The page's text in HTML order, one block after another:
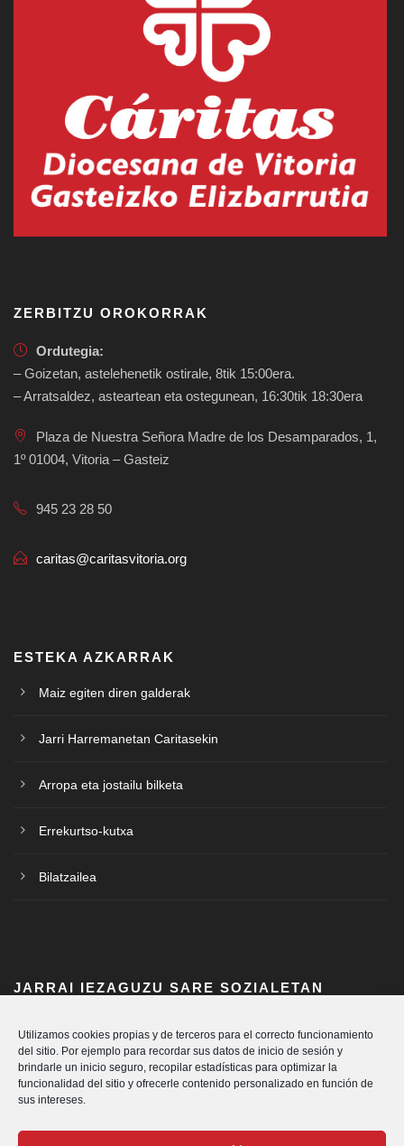
Utilizamos cookies propias y de terceros para el correcto funcionamiento
del sitio. Por ejemplo para recordar sus datos de inicio de sesión y
brindarle un inicio seguro, recopilar estadísticas para optimizar la
funcionalidad del sitio y ofrecerle contenido personalizado en función de
sus intereses.
ZERBITZU OROKORRAK
Ordutegia:
– Goizetan, astelehenetik ostirale, 8tik 15:00era.
– Arratsaldez, asteartean eta ostegunean, 16:30tik 18:30era
Plaza de Nuestra Señora Madre de los Desamparados, 1,
1º 01004, Vitoria – Gasteiz
945 23 28 50
caritas@caritasvitoria.org
ESTEKA AZKARRAK
Maiz egiten diren galderak
Jarri Harremanetan Caritasekin
Arropa eta jostailu bilketa
Errekurtso-kutxa
Bilatzailea
JARRAI IEZAGUZU SARE SOZIALETAN